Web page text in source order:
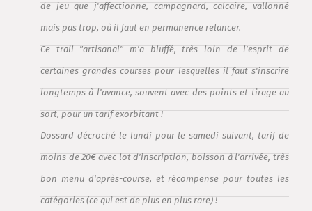
de jeu que j'affectionne, campagnard, calcaire, vallonné
mais pas trop, où il faut en permanence relancer.
Ce trail "artisanal" m'a bluffé, très loin de l'esprit de
certaines grandes courses pour lesquelles il faut s'inscrire
longtemps à l'avance, souvent avec des points et tirage au
sort, pour un tarif exorbitant !
Dossard décroché le lundi pour le samedi suivant, tarif de
moins de 20€ avec lot d'inscription, boisson à l'arrivée, très
bon menu d'après-course, et récompense pour toutes les
catégories (ce qui est de plus en plus rare) !